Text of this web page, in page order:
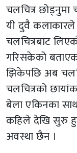
चलचित्र छोड्नुमा
यी दुवै
चलचित्रबाट
गरिसकेको
झिकेपछि अब
चलचित्रको
बेला एकिनका
कहिले देखि सुरु
अवस्था छैन ।